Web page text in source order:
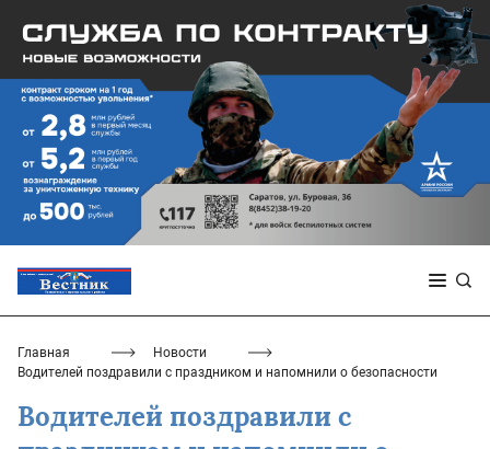
Главная
Новости
Водителей поздравили с праздником и напомнили о безопасности
Водителей поздравили с